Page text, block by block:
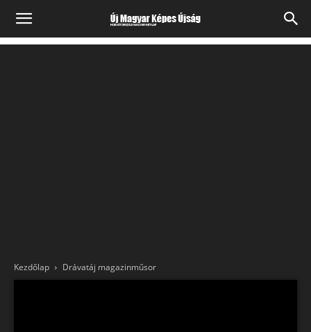
Kezdőlap Drávatáj magazinműsor